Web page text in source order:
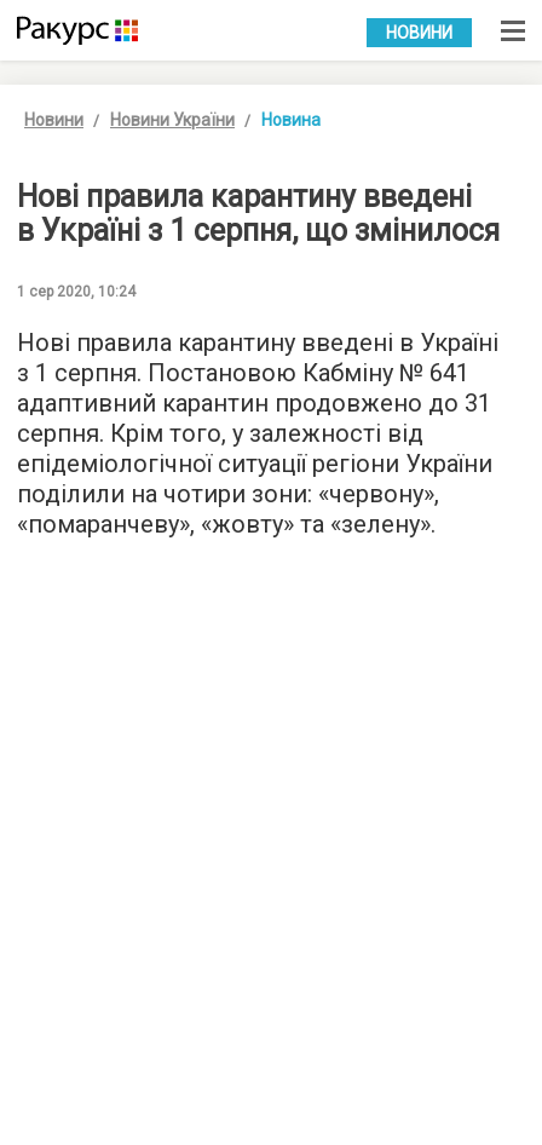
УКР РУС
НОВИНИ
Новини Новини України Новина
Нові правила карантину введені
в Україні з 1 серпня, що змінилося
1 сер 2020, 10:24
Нові правила карантину введені в Україні
з 1 серпня. Постановою Кабміну № 641
адаптивний карантин продовжено до 31
серпня. Крім того, у залежності від
епідеміологічної ситуації регіони України
поділили на чотири зони: «червону»,
«помаранчеву», «жовту» та «зелену».